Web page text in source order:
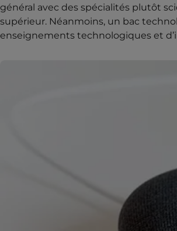
général avec des spécialités plutôt
supérieur. Néanmoins, un bac
enseignements technologiques et